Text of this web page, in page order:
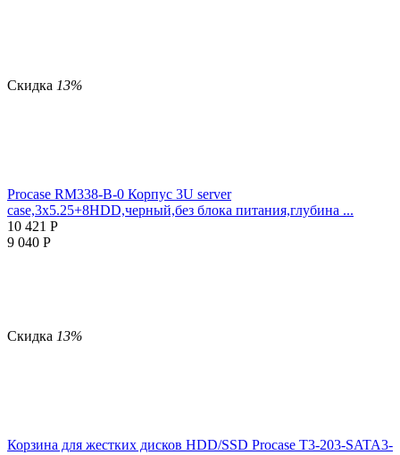
Скидка 13%
Procase RM338-B-0 Корпус 3U server
case,3x5.25+8HDD,черный,без блока питания,глубина ...
10 421 Р
9 040 Р
Скидка 13%
Корзина для жестких дисков HDD/SSD Procase T3-203-SATA3-